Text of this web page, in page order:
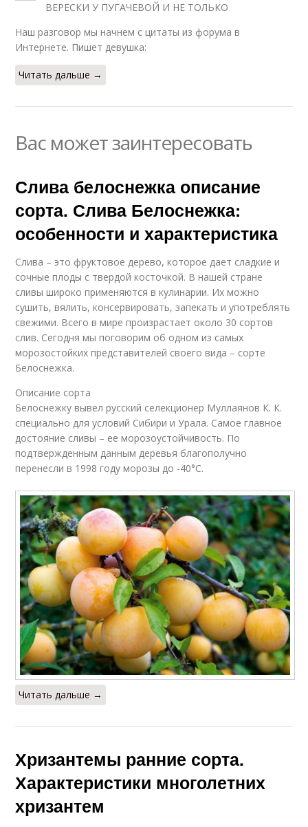
ВЕРЕСКИ У ПУГАЧЕВОЙ И НЕ ТОЛЬКО
Наш разговор мы начнем с цитаты из форума в
Интернете. Пишет девушка:
Читать дальше →
Вас может заинтересовать
Слива белоснежка описание
сорта. Слива Белоснежка:
особенности и характеристика
Слива – это фруктовое дерево, которое дает сладкие и
сочные плоды с твердой косточкой. В нашей стране
сливы широко применяются в кулинарии. Их можно
сушить, вялить, консервировать, запекать и употреблять
свежими. Всего в мире произрастает около 30 сортов
слив. Сегодня мы поговорим об одном из самых
морозостойких представителей своего вида – сорте
Белоснежка.
Описание сорта
Белоснежку вывел русский селекционер Муллаянов К. К.
специально для условий Сибири и Урала. Самое главное
достояние сливы – ее морозоустойчивость. По
подтвержденным данным деревья благополучно
перенесли в 1998 году морозы до -40°С.
Читать дальше →
Хризантемы ранние сорта.
Характеристики многолетних
хризантем